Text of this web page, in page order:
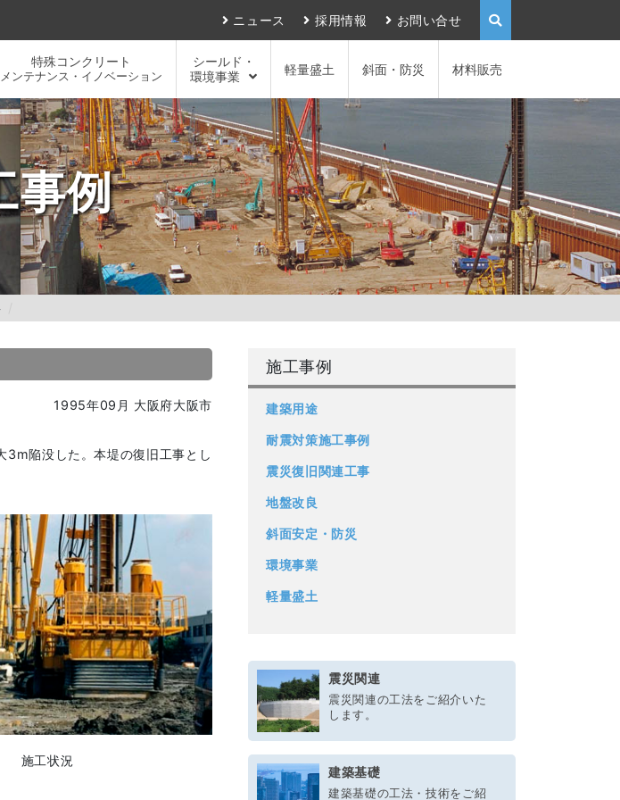
ニュース 採用情報 お問い合せ
特殊コンクリート
メンテナンス・イノベーション
シールド・
環境事業
軽量盛土 斜面・防災 材料販売
事例
1995年09月 大阪府大阪市
3m陥没した。本堤の復旧工事とし
施工状況
施工事例
建築用途
耐震対策施工事例
震災復旧関連工事
地盤改良
斜面安定・防災
環境事業
軽量盛土
震災関連
震災関連の工法をご紹介いた
します。
建築基礎
建築基礎の工法・技術をご紹